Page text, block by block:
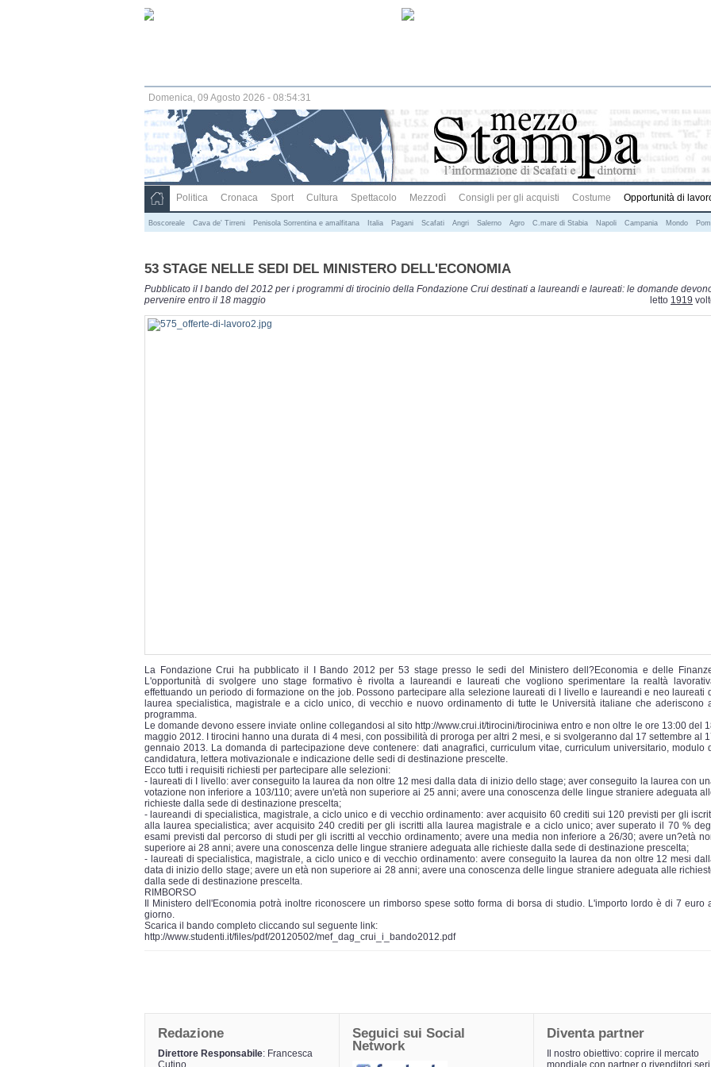
Domenica, 09 Agosto 2026 - 08:54:32
Politica Cronaca Sport Cultura Spettacolo Mezzodì Consigli per gli acquisti Costume Opportunità di
Boscoreale Cava de' Tirreni Penisola Sorrentina e amalfitana Italia Pagani Scafati Angri Salerno Agro C.mare di Stabia Napoli Campania Mondo
53 STAGE NELLE SEDI DEL MINISTERO DELL'ECONOMIA
Pubblicato il I bando del 2012 per i programmi di tirocinio della Fondazione Crui destinati a laureandi e laureati: le domande
pervenire entro il 18 maggio
letto 1919
La Fondazione Crui ha pubblicato il I Bando 2012 per 53 stage presso le sedi del Ministero dell?Economia e delle
L'opportunità di svolgere uno stage formativo è rivolta a laureandi e laureati che vogliono sperimentare la realtà
effettuando un periodo di formazione on the job. Possono partecipare alla selezione laureati di I livello e laureandi e neo laureati
laurea specialistica, magistrale e a ciclo unico, di vecchio e nuovo ordinamento di tutte le Università italiane che aderiscono
programma.
Le domande devono essere inviate online collegandosi al sito http://www.crui.it/tirocini/tirociniwa entro e non oltre le ore 13:00 del
maggio 2012. I tirocini hanno una durata di 4 mesi, con possibilità di proroga per altri 2 mesi, e si svolgeranno dal 17 settembre al
gennaio 2013. La domanda di partecipazione deve contenere: dati anagrafici, curriculum vitae, curriculum universitario, modulo
candidatura, lettera motivazionale e indicazione delle sedi di destinazione prescelte.
Ecco tutti i requisiti richiesti per partecipare alle selezioni:
- laureati di I livello: aver conseguito la laurea da non oltre 12 mesi dalla data di inizio dello stage; aver conseguito la laurea con
votazione non inferiore a 103/110; avere un'età non superiore ai 25 anni; avere una conoscenza delle lingue straniere adeguata
richieste dalla sede di destinazione prescelta;
- laureandi di specialistica, magistrale, a ciclo unico e di vecchio ordinamento: aver acquisito 60 crediti sui 120 previsti per gli
alla laurea specialistica; aver acquisito 240 crediti per gli iscritti alla laurea magistrale e a ciclo unico; aver superato il 70 %
esami previsti dal percorso di studi per gli iscritti al vecchio ordinamento; avere una media non inferiore a 26/30; avere un?età
superiore ai 28 anni; avere una conoscenza delle lingue straniere adeguata alle richieste dalla sede di destinazione prescelta;
- laureati di specialistica, magistrale, a ciclo unico e di vecchio ordinamento: avere conseguito la laurea da non oltre 12 mesi
data di inizio dello stage; avere un età non superiore ai 28 anni; avere una conoscenza delle lingue straniere adeguata alle
dalla sede di destinazione prescelta.
RIMBORSO
Il Ministero dell'Economia potrà inoltre riconoscere un rimborso spese sotto forma di borsa di studio. L'importo lordo è di 7 euro
giorno.
Scarica il bando completo cliccando sul seguente link:
http://www.studenti.it/files/pdf/20120502/mef_dag_crui_i_bando2012.pdf
Redazione
Direttore Responsabile: Francesca
Cutino
Seguici sui Social
Network
Diventa partner
Il nostro obiettivo: coprire il mercato
mondiale con partner o rivenditori seri